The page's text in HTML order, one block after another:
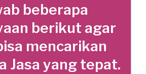
beberapa
berikut agar
mencarikan
Jasa yang tepat.